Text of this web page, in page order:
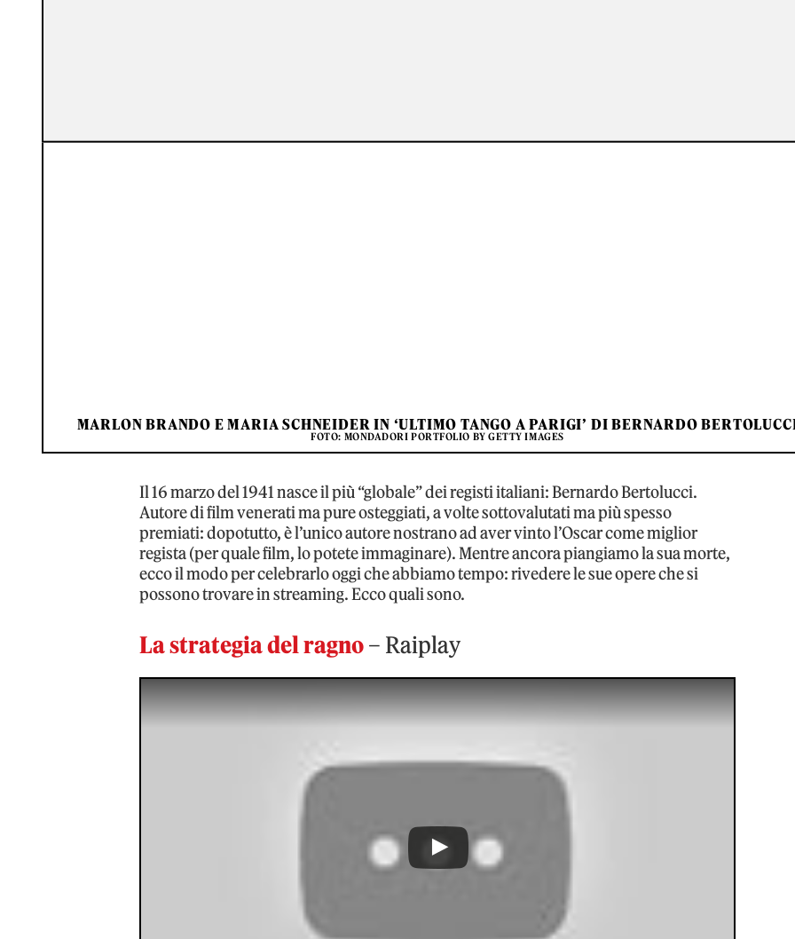
MARLON BRANDO E MARIA SCHNEIDER IN ‘ULTIMO TANGO A PARIGI’ DI BERNARDO
FOTO: MONDADORI PORTFOLIO BY GETTY IMAGES
Il 16 marzo del 1941 nasce il più “globale” dei registi italiani: Bernardo Bertolucci.
Autore di film venerati ma pure osteggiati, a volte sottovalutati ma più spesso
premiati: dopotutto, è l’unico autore nostrano ad aver vinto l’Oscar come miglior
regista (per quale film, lo potete immaginare). Mentre ancora piangiamo la sua morte,
ecco il modo per celebrarlo oggi che abbiamo tempo: rivedere le sue opere che si
possono trovare in streaming. Ecco quali sono.
La strategia del ragno– Raiplay